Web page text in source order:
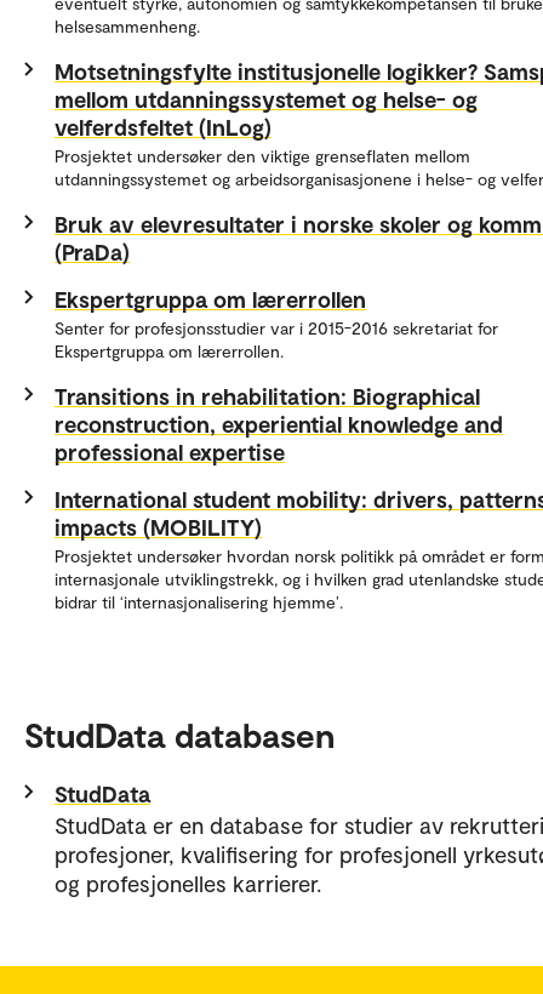
helsesammenheng.
Motsetningsfylte institusjonelle logikker?
mellom utdanningssystemet og helse- og
velferdsfeltet (InLog)
Prosjektet undersøker den viktige grenseflaten mellom
utdanningssystemet og arbeidsorganisasjonene i helse- og
Bruk av elevresultater i norske skoler og
(PraDa)
Ekspertgruppa om lærerrollen
Senter for profesjonsstudier var i 2015-2016 sekretariat for
Ekspertgruppa om lærerrollen.
Transitions in rehabilitation: Biographical
reconstruction, experiential knowledge and
professional expertise
International student mobility: drivers,
impacts (MOBILITY)
Prosjektet undersøker hvordan norsk politikk på området er
internasjonale utviklingstrekk, og i hvilken grad utenlandske
bidrar til ‘internasjonalisering hjemme’.
StudData databasen
StudData
StudData er en database for studier av
profesjoner, kvalifisering for profesjonell
og profesjonelles karrierer.